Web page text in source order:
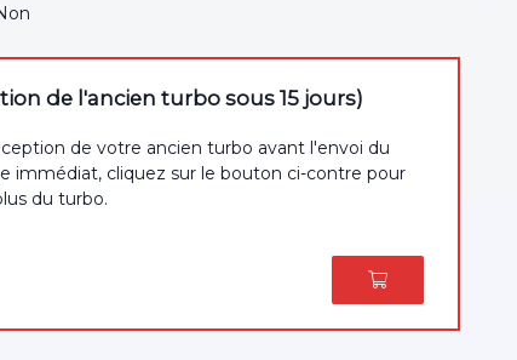
de l'ancien turbo sous 15 jours)
de votre ancien turbo avant l'envoi du
immédiat, cliquez sur le bouton ci-contre pour
du turbo.